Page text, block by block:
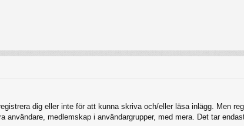
dig eller inte för att kunna skriva och/eller läsa inlägg. Men
medlemskap i användargrupper, med mera. Det tar